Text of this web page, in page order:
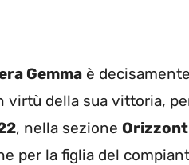
Gemma è
virtù della sua vittoria,
, nella sezione
per la figlia del